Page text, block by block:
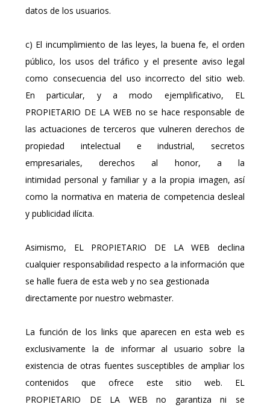
datos de los usuarios.
c) El incumplimiento de las leyes, la buena fe, el orden
público, los usos del tráfico y el presente aviso legal
como consecuencia del uso incorrecto del sitio web.
En particular, y a modo ejemplificativo, EL
PROPIETARIO DE LA WEB no se hace responsable de
las actuaciones de terceros que vulneren derechos de
propiedad intelectual e industrial, secretos
empresariales, derechos al honor, a la
intimidad personal y familiar y a la propia imagen, así
como la normativa en materia de competencia desleal
y publicidad ilícita.
Asimismo, EL PROPIETARIO DE LA WEB declina
cualquier responsabilidad respecto a la información que
se halle fuera de esta web y no sea gestionada
directamente por nuestro webmaster.
La función de los links que aparecen en esta web es
exclusivamente la de informar al usuario sobre la
existencia de otras fuentes susceptibles de ampliar los
contenidos que ofrece este sitio web. EL
PROPIETARIO DE LA WEB no garantiza ni se